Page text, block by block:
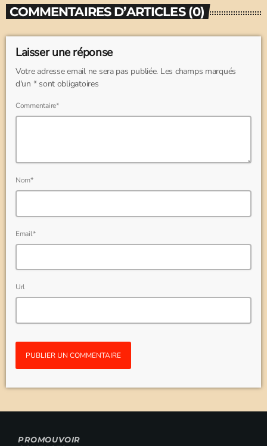
COMMENTAIRES D’ARTICLES (0)
Laisser une réponse
Votre adresse email ne sera pas publiée. Les champs marqués
d'un * sont obligatoires
Commentaire*
Nom*
Email*
Url
PROMOUVOIR